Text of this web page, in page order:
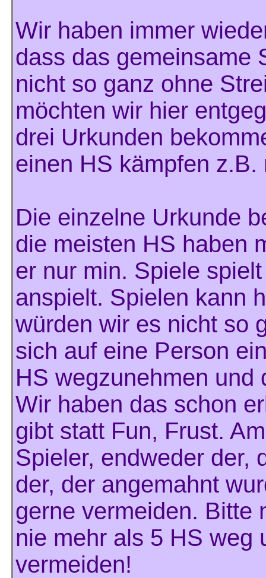
Wir haben immer
dass das gemeinsame
nicht so ganz ohne
möchten wir hier
drei Urkunden
einen HS kämpfen
Die einzelne Urkunde
die meisten HS haben
er nur min. Spiele
anspielt. Spielen kann
würden wir es nicht so
sich auf eine Person
HS wegzunehmen und
Wir haben das schon
gibt statt Fun, Frust.
Spieler, endweder der,
der, der angemahnt
gerne vermeiden. Bitte
nie mehr als 5 HS weg
vermeiden!